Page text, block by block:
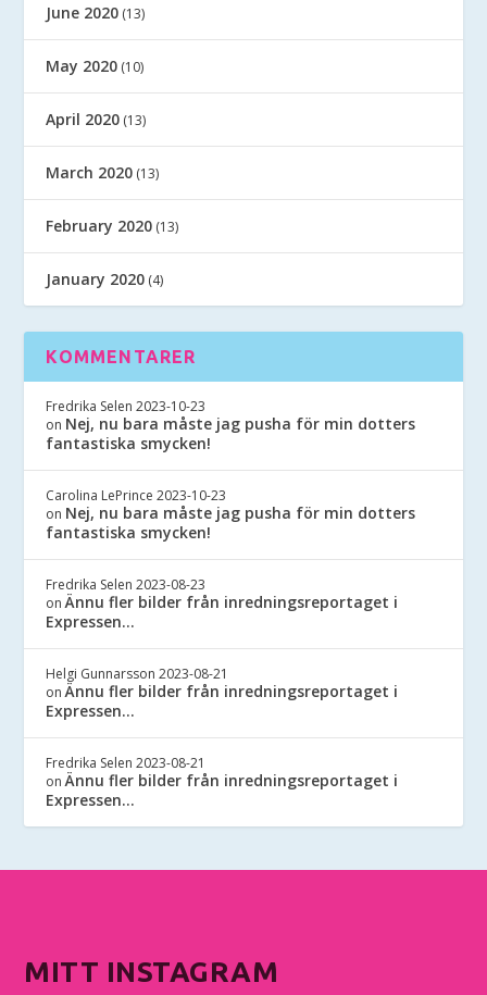
June 2020 (13)
May 2020 (10)
April 2020 (13)
March 2020 (13)
February 2020 (13)
January 2020 (4)
KOMMENTARER
Fredrika Selen 2023-10-23
on Nej, nu bara måste jag pusha för min dotters
fantastiska smycken!
Carolina LePrince 2023-10-23
on Nej, nu bara måste jag pusha för min dotters
fantastiska smycken!
Fredrika Selen 2023-08-23
onÄnnu fler bilder från inredningsreportaget i
Expressen…
Helgi Gunnarsson 2023-08-21
onÄnnu fler bilder från inredningsreportaget i
Expressen…
Fredrika Selen 2023-08-21
onÄnnu fler bilder från inredningsreportaget i
Expressen…
MITT INSTAGRAM